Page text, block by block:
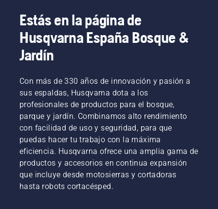
Estás en la página de
Husqvarna España Bosque &
Jardín
Con más de 330 años de innovación y pasión a
sus espaldas, Husqvarna dota a los
profesionales de productos para el bosque,
parque y jardín. Combinamos alto rendimiento
con facilidad de uso y seguridad, para que
puedas hacer tu trabajo con la máxima
eficiencia. Husqvarna ofrece una amplia gama de
productos y accesorios en continua expansión
que incluye desde motosierras y cortadoras
hasta robots cortacésped.